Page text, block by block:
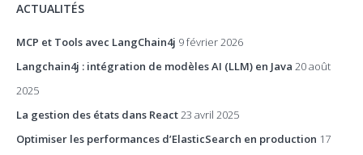
ACTUALITÉS
MCP et Tools avec LangChain4j 9 février 2026
Langchain4j : intégration de modèles AI (LLM) en Java 20 août
2025
La gestion des états dans React23 avril 2025
Optimiser les performances d’ElasticSearch en production 17